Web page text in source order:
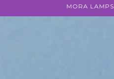
MORA LAMPS